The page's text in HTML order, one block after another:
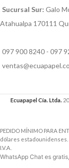
Sucursal Sur: Galo
Atahualpa 170111
097 900 8240 - 097
Ecuapapel Cía. Ltda.
PEDIDO MÍNIMO PARA
dólares estadounidenses.
I.V.A.
WhatsApp Chat es